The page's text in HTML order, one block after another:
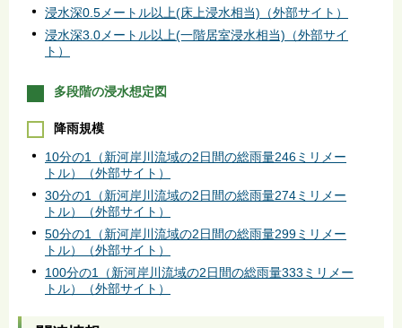
浸水深0.5メートル以上(床上浸水相当)（外部サイト）
浸水深3.0メートル以上(一階居室浸水相当)（外部サイ
ト）
多段階の浸水想定図
降雨規模
10分の1（新河岸川流域の2日間の総雨量246ミリメー
トル）（外部サイト）
30分の1（新河岸川流域の2日間の総雨量274ミリメー
トル）（外部サイト）
50分の1（新河岸川流域の2日間の総雨量299ミリメー
トル）（外部サイト）
100分の1（新河岸川流域の2日間の総雨量333ミリメー
トル）（外部サイト）